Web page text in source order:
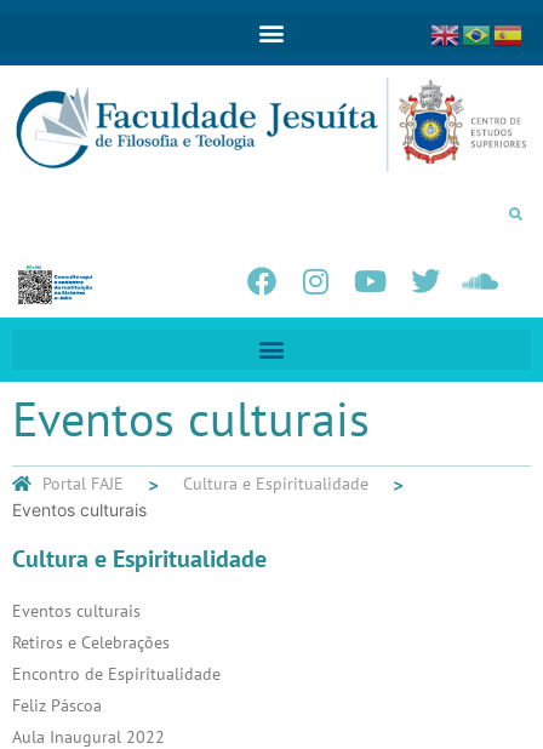
Eventos culturais
Portal FAJE Cultura e Espiritualidade
Eventos culturais
Cultura e Espiritualidade
Eventos culturais
Retiros e Celebrações
Encontro de Espiritualidade
Feliz Páscoa
Aula Inaugural 2022